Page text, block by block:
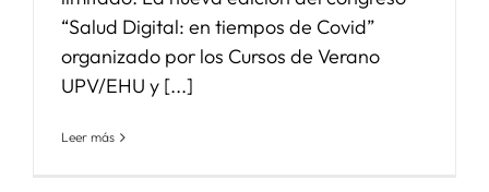
“Salud Digital: en tiempos de Covid”
organizado por los Cursos de Verano
UPV/EHU y [...]
Leer más